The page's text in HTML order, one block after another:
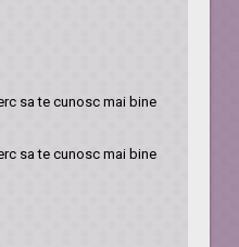
sa te cunosc mai bine
sa te cunosc mai bine